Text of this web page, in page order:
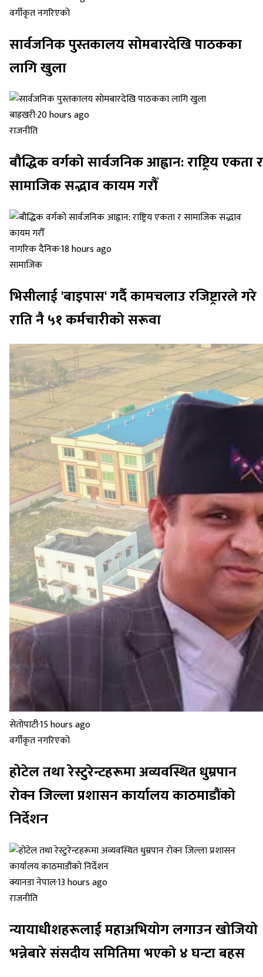
वर्गीकृत नगरिएको
सार्वजनिक पुस्तकालय सोमबारदेखि पाठकका
लागि खुला
बाह्रखरी·20 hours ago
राजनीति
बौद्धिक वर्गको सार्वजनिक आह्वान: राष्ट्रिय एकता र
सामाजिक सद्भाव कायम गरौँ
नागरिक दैनिक·18 hours ago
सामाजिक
भिसीलाई 'बाइपास' गर्दै कामचलाउ रजिष्ट्रारले गरे
राति नै ५१ कर्मचारीको सरूवा
सेतोपाटी·15 hours ago
वर्गीकृत नगरिएको
होटेल तथा रेस्टुरेन्टहरूमा अव्यवस्थित धुम्रपान
रोक्न जिल्ला प्रशासन कार्यालय काठमाडौंको
निर्देशन
क्यानडा नेपाल·13 hours ago
राजनीति
न्यायाधीशहरूलाई महाअभियोग लगाउन खोजियो
भन्नेबारे संसदीय समितिमा भएको ४ घन्टा बहस